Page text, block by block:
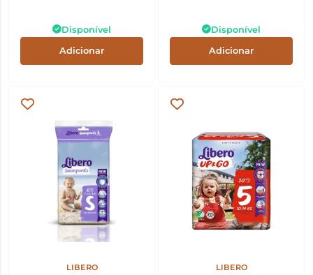
Disponível
Adicionar
Disponível
Adicionar
LIBERO LIBERO